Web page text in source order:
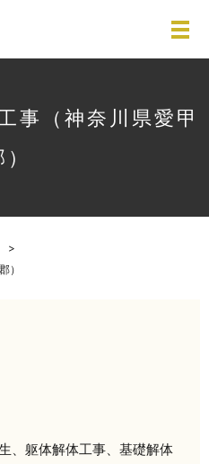
事（神奈川県愛甲
）
、躯体解体工事、基礎解体